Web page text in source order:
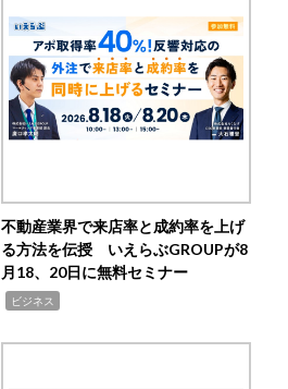
不動産業界で来店率と成約率を上げ
る方法を伝授 いえらぶGROUPが8
月18、20日に無料セミナー
ビジネス